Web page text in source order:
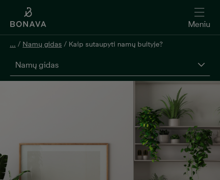
Meniu
... / Namų gidas / Kaip sutaupyti namų buityje?
Namų gidas